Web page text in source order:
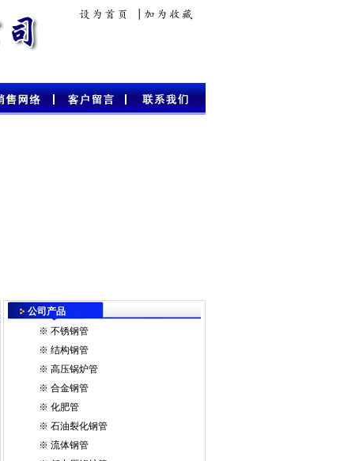
公司产品
※ 不锈钢管
※ 结构钢管
※ 高压锅炉管
※ 合金钢管
※ 化肥管
※ 石油裂化钢管
※ 流体钢管